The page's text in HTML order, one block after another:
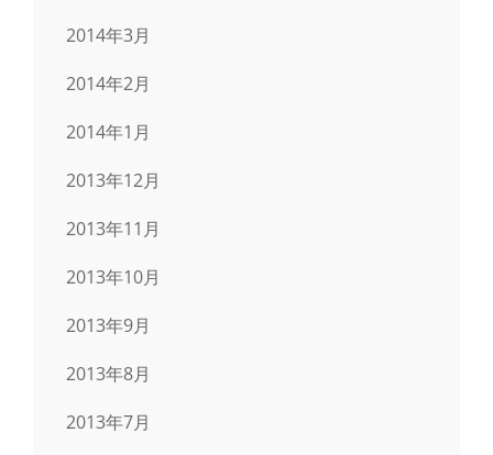
2014年3月
2014年2月
2014年1月
2013年12月
2013年11月
2013年10月
2013年9月
2013年8月
2013年7月